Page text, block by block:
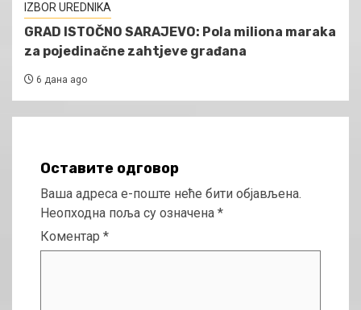
IZBOR UREDNIKA
GRAD ISTOČNO SARAJEVO: Pola miliona maraka
za pojedinačne zahtjeve građana
6 дана ago
Оставите одговор
Ваша адреса е-поште неће бити објављена.
Неопходна поља су означена *
Коментар *